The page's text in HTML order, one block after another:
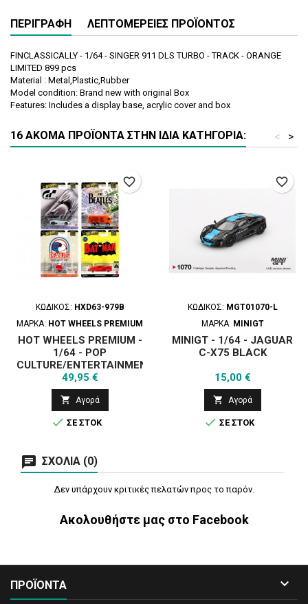
ΠΕΡΙΓΡΑΦΉ ΛΕΠΤΟΜΈΡΕΙΕΣ ΠΡΟΪΌΝΤΟΣ
FINCLASSICALLY - 1/64 - SINGER 911 DLS TURBO - TRACK - ORANGE
LIMITED 899 pcs
Material : Metal,Plastic,Rubber
Model condition: Brand new with original Box
Features: Includes a display base, acrylic cover and box
16 ΑΚΌΜΑ ΠΡΟΪΌΝΤΑ ΣΤΗΝ ΊΔΙΑ ΚΑΤΗΓΟΡΊΑ: >
<
ΚΩΔΙΚΌΣ: HXD63-979B
ΜΆΡΚΑ: HOT WHEELS PREMIUM
HOT WHEELS PREMIUM -
1/64 - POP
CULTURE/ENTERTAINMENT
SERIES ASSORTMENT
OF 5PCS - 2024 DASH
979B
Τιμή
49,95 €
 Αγορά
 ΣΕ ΣΤΟΚ
favorite_border
ΚΩΔΙΚΌΣ: MGT01070-L
ΜΆΡΚΑ: MINIGT
MINIGT - 1/64 - JAGUAR
C-X75 BLACK
Τιμή
15,00 €
 Αγορά
 ΣΕ ΣΤΟΚ
favorite_border
ΣΧΌΛΙΑ (0)
Δεν υπάρχουν κριτικές πελατών προς το παρόν.
Ακολουθήστε μας στο Facebook
ΠΡΟΪΟΝΤΑ 